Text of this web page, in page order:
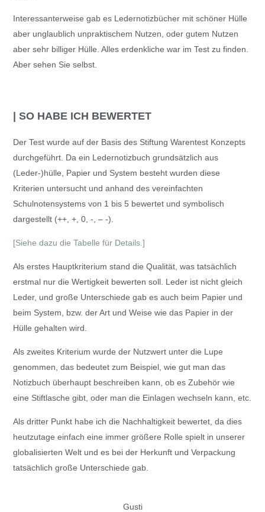
Interessanterweise gab es Ledernotizbücher mit schöner Hülle
aber unglaublich unpraktischem Nutzen, oder gutem Nutzen
aber sehr billiger Hülle. Alles erdenkliche war im Test zu finden.
Aber sehen Sie selbst.
| SO HABE ICH BEWERTET
Der Test wurde auf der Basis des Stiftung Warentest Konzepts
durchgeführt. Da ein Ledernotizbuch grundsätzlich aus
(Leder-)hülle, Papier und System besteht wurden diese
Kriterien untersucht und anhand des vereinfachten
Schulnotensystems von 1 bis 5 bewertet und symbolisch
dargestellt (++, +, 0, -, – -).
[Siehe dazu die Tabelle für Details.]
Als erstes Hauptkriterium stand die Qualität, was tatsächlich
erstmal nur die Wertigkeit bewerten soll. Leder ist nicht gleich
Leder, und große Unterschiede gab es auch beim Papier und
beim System, bzw. der Art und Weise wie das Papier in der
Hülle gehalten wird.
Als zweites Kriterium wurde der Nutzwert unter die Lupe
genommen, das bedeutet zum Beispiel, wie gut man das
Notizbuch überhaupt beschreiben kann, ob es Zubehör wie
eine Stiftlasche gibt, oder man die Einlagen wechseln kann, etc.
Als dritter Punkt habe ich die Nachhaltigkeit bewertet, da dies
heutzutage einfach eine immer größere Rolle spielt in unserer
globalisierten Welt und es bei der Herkunft und Verpackung
tatsächlich große Unterschiede gab.
Gusti